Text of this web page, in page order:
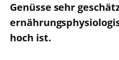
Genüsse sehr
hoch ist.